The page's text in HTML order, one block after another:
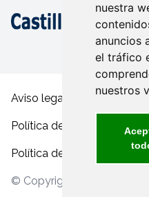
nuestra
anuncios
el tráfico
nuestros
Aviso legal y condiciones
Política de privacidad
Política de cookies
© Copyright 2026 -